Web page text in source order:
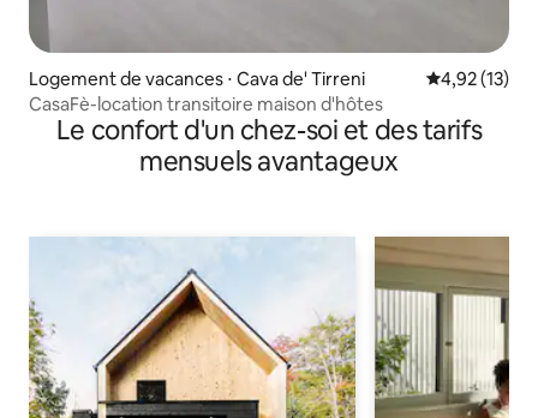
Logement de vacances ⋅ Cava de' Tirreni Évaluation
4,92 (13)
CasaFè-location transitoire maison d'hôtes
Le confort d'un chez-soi et des tarifs
mensuels avantageux